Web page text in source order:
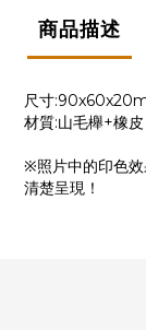
商品描述
尺寸
材質:山毛櫸+橡皮
※照片中的印色
清楚呈現！